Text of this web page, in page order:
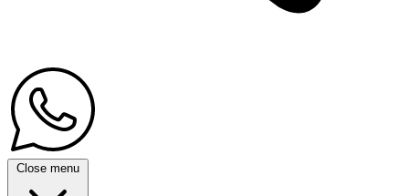
Close menu